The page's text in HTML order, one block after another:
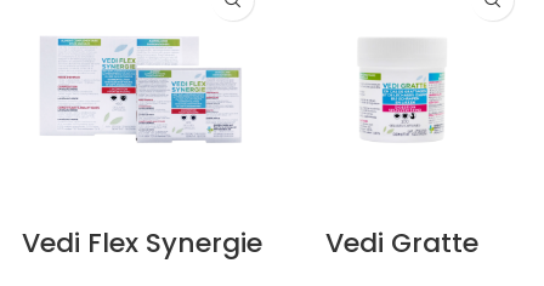
Vedi Flex Synergie Vedi Gratte